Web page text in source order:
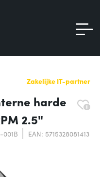
Zakelijke IT-partner
harde
2.5"
001B EAN: 5715328081413